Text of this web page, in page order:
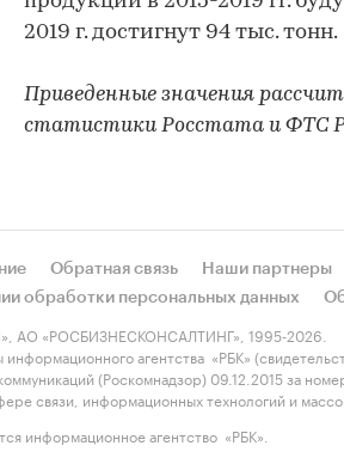
2019 г. достигнут 94 тыс. тонн.
Приведенные значения
статистики Росстата и ФТС
Обратная связь Наши партнеры
обработки персональных данных
АО «РОСБИЗНЕСКОНСАЛТИНГ», 1995-2026.
агентства «РБК»
(Роскомнадзор) 09.12.2015 за
связи, информационных технологий и
информационное агентство «РБК».